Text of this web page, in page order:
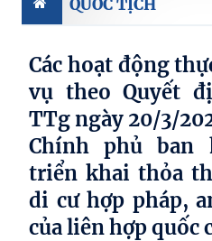
QUỐC TỊCH
Các hoạt động
vụ theo Quyết
TTg ngày 20/3/
Chính phủ ban
triển khai thỏa
di cư hợp pháp,
của liên hợp quốc